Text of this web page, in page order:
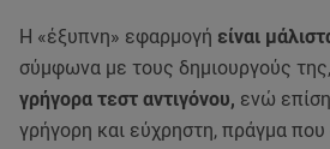
Η «έξυπνη» εφαρμογή είναι
σύμφωνα με τους δημιουργούς της,
γρήγορα τεστ αντιγόνου, ενώ
γρήγορη και εύχρηστη, πράγμα που